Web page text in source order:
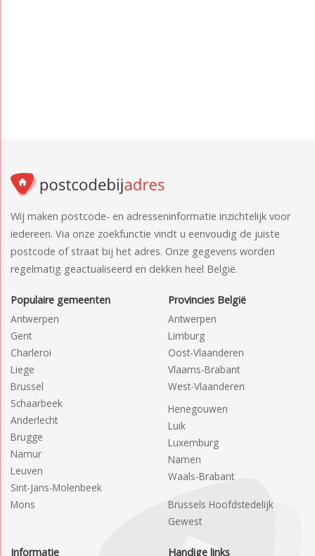
Wij maken postcode- en adresseninformatie inzichtelijk voor
iedereen. Via onze zoekfunctie vindt u eenvoudig de juiste
postcode of straat bij het adres. Onze gegevens worden
regelmatig geactualiseerd en dekken heel België.
Populaire gemeenten
Antwerpen
Gent
Charleroi
Liege
Brussel
Schaarbeek
Anderlecht
Brugge
Namur
Leuven
Sint-Jans-Molenbeek
Mons
Provincies België
Antwerpen
Limburg
Oost-Vlaanderen
Vlaams-Brabant
West-Vlaanderen
Henegouwen
Luik
Luxemburg
Namen
Waals-Brabant
Brussels Hoofdstedelijk
Gewest
Informatie Handige links